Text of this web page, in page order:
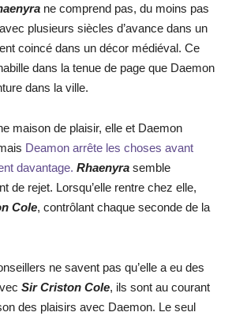
ne comprend pas, du moins pas
plusieurs siècles d’avance dans un
coincé dans un décor médiéval. Ce
dans la tenue de page que Daemon
dans la ville.
maison de plaisir, elle et Daemon
Deamon arrête les choses avant
davantage. Rhaenyra semble
de rejet. Lorsqu’elle rentre chez elle,
Cole, contrôlant chaque seconde de la
ne savent pas qu’elle a eu des
Sir Criston Cole, ils sont au courant
des plaisirs avec Daemon. Le seul